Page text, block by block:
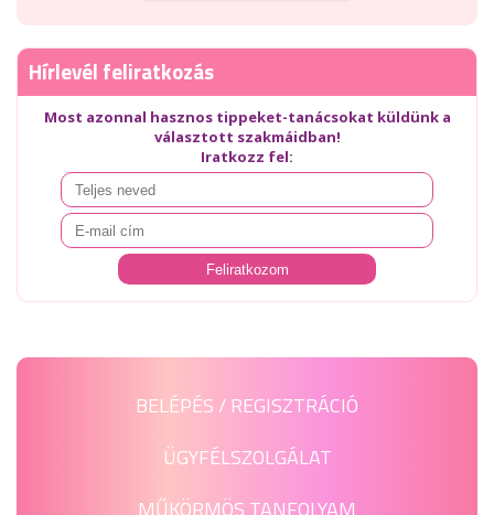
Hírlevél feliratkozás
Most azonnal hasznos tippeket-tanácsokat küldünk a
választott szakmáidban!
Iratkozz fel:
BELÉPÉS / REGISZTRÁCIÓ
ÜGYFÉLSZOLGÁLAT